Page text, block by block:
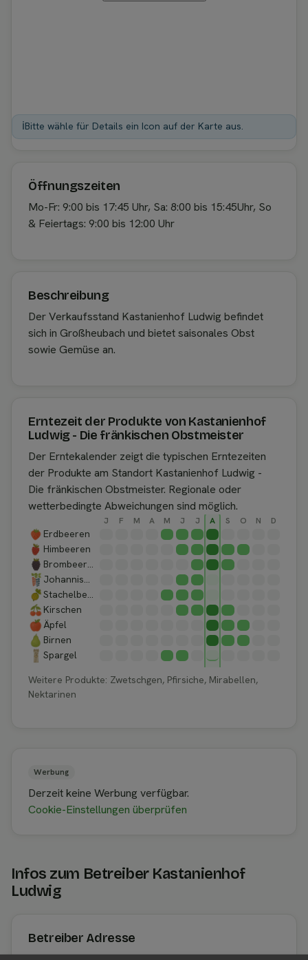
ℹ️Bitte wähle für Details ein Icon auf der Karte aus.
Öffnungszeiten
Mo-Fr: 9:00 bis 17:45 Uhr, Sa: 8:00 bis 15:45Uhr, So
& Feiertags: 9:00 bis 12:00 Uhr
Beschreibung
Der Verkaufsstand Kastanienhof Ludwig befindet
sich in Großheubach und bietet saisonales Obst
sowie Gemüse an.
Erntezeit der Produkte von Kastanienhof
Ludwig - Die fränkischen Obstmeister
Der Erntekalender zeigt die typischen Erntezeiten
der Produkte am Standort Kastanienhof Ludwig -
Die fränkischen Obstmeister. Regionale oder
wetterbedingte Abweichungen sind möglich.
J F M A M J J A S O N D
Erdbeeren
Himbeeren
Brombeeren
Johannisbeeren
Stachelbeeren
Kirschen
Äpfel
Birnen
Spargel
Weitere Produkte: Zwetschgen, Pfirsiche, Mirabellen,
Nektarinen
Werbung
Derzeit keine Werbung verfügbar.
Cookie-Einstellungen überprüfen
Infos zum Betreiber Kastanienhof
Ludwig
Betreiber Adresse